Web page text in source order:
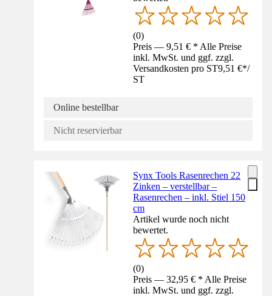
(0)
Preis — 9,51 € * Alle Preise
inkl. MwSt. und ggf. zzgl.
Versandkosten pro ST9,51 €*/
ST
Online bestellbar
Nicht reservierbar
Synx Tools Rasenrechen 22
Zinken – verstellbar –
Rasenrechen – inkl. Stiel 150
cm
Artikel wurde noch nicht
bewertet.
(0)
Preis — 32,95 € * Alle Preise
inkl. MwSt. und ggf. zzgl.